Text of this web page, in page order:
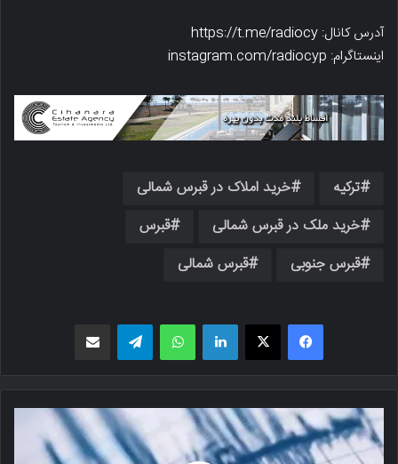
آدرس کانال: https://t.me/radiocy
اینستاگرام: instagram.com/radiocyp
ترکیه
خرید املاک در قبرس شمالی
خرید ملک در قبرس شمالی
قبرس
قبرس جنوبی
قبرس شمالی
فیسبوک X لینکدین واتس اپ